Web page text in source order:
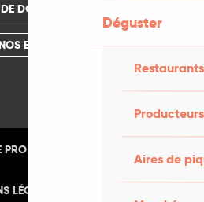
Déguster
Aires de
DOCUMENTATION
BROCHURES
PRO
LÉGALES